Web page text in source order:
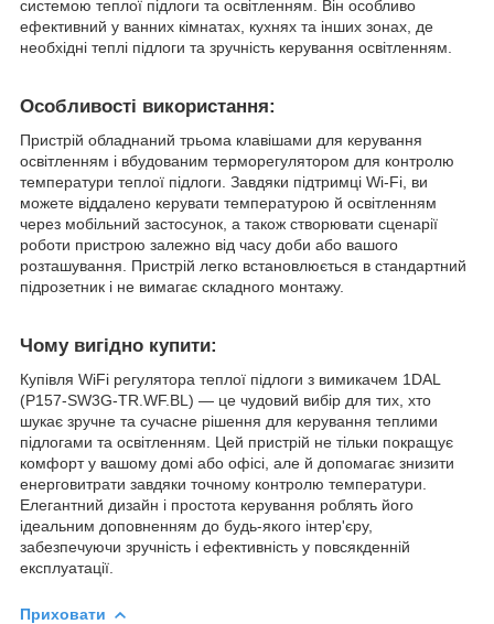
системою теплої підлоги та освітленням. Він особливо
ефективний у ванних кімнатах, кухнях та інших зонах, де
необхідні теплі підлоги та зручність керування освітленням.
Особливості використання:
Пристрій обладнаний трьома клавішами для керування
освітленням і вбудованим терморегулятором для контролю
температури теплої підлоги. Завдяки підтримці Wi-Fi, ви
можете віддалено керувати температурою й освітленням
через мобільний застосунок, а також створювати сценарії
роботи пристрою залежно від часу доби або вашого
розташування. Пристрій легко встановлюється в стандартний
підрозетник і не вимагає складного монтажу.
Чому вигідно купити:
Купівля WiFi регулятора теплої підлоги з вимикачем 1DAL
(P157-SW3G-TR.WF.BL) — це чудовий вибір для тих, хто
шукає зручне та сучасне рішення для керування теплими
підлогами та освітленням. Цей пристрій не тільки покращує
комфорт у вашому домі або офісі, але й допомагає знизити
енерговитрати завдяки точному контролю температури.
Елегантний дизайн і простота керування роблять його
ідеальним доповненням до будь-якого інтер'єру,
забезпечуючи зручність і ефективність у повсякденній
експлуатації.
Приховати